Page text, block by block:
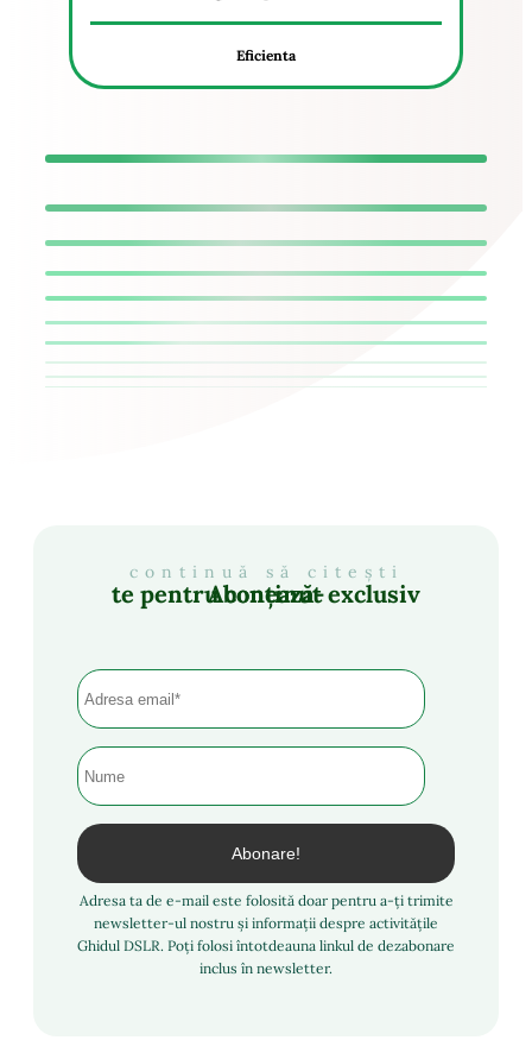
Eficienta
continuă să citești
Abonează-te pentru conținut exclusiv
Adresa ta de e-mail este folosită doar pentru a-ți trimite
newsletter-ul nostru și informații despre activitățile
Ghidul DSLR. Poți folosi întotdeauna linkul de dezabonare
inclus în newsletter.